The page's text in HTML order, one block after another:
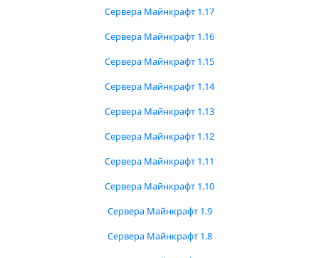
Сервера Майнкрафт 1.17
Сервера Майнкрафт 1.16
Сервера Майнкрафт 1.15
Сервера Майнкрафт 1.14
Сервера Майнкрафт 1.13
Сервера Майнкрафт 1.12
Сервера Майнкрафт 1.11
Сервера Майнкрафт 1.10
Сервера Майнкрафт 1.9
Сервера Майнкрафт 1.8